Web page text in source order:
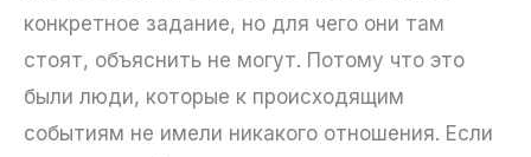
конкретное задание, но для чего они там
стоят, объяснить не могут. Потому что это
были люди, которые к происходящим
событиям не имели никакого отношения. Если